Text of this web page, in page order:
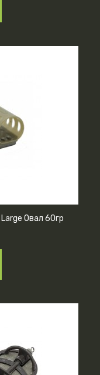
Large Овал 60гр